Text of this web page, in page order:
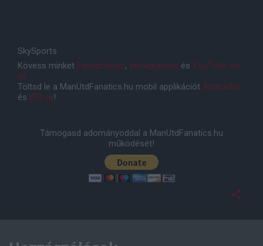
SkySports
Kövess minket Facebookon, Instagramon és YouTube-on
is!
Töltsd le a ManUtdFanatics.hu mobil applikációt Androidra
és iOS-re!
Támogasd adományoddal a ManUtdFanatics.hu
működését!